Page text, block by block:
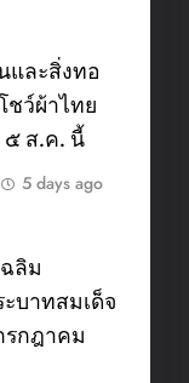
ละสิ่งทอ
ชว์ผ้าไทย
๕ ส.ค. นี้
5 days ago
ลิม
บาทสมเด็จ
รกฎาคม